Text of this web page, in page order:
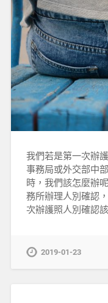
我們若是第一次辦
事務局或外交部中
時，我們該怎麼辦
務所辦理人別確認
次辦護照人別確認
2019-01-23